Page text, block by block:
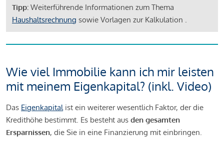
Tipp: Weiterführende Informationen zum Thema
Haushaltsrechnung sowie Vorlagen zur Kalkulation .
Wie viel Immobilie kann ich mir leisten
mit meinem Eigenkapital? (inkl. Video)
Das Eigenkapitalist ein weiterer wesentlich Faktor, der die
Kredithöhe bestimmt. Es besteht aus den gesamten
Ersparnissen, die Sie in eine Finanzierung mit einbringen.